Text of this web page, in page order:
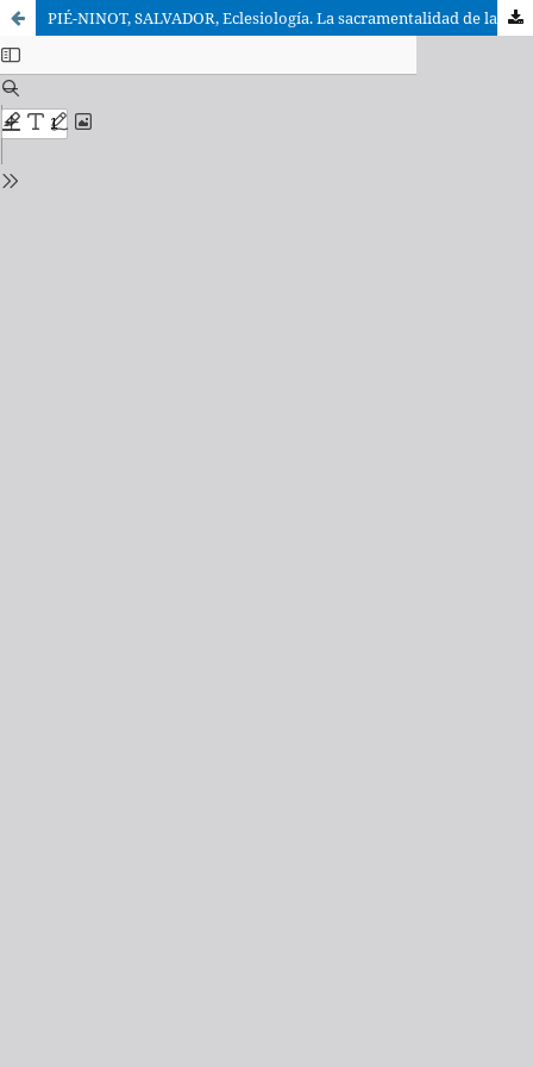
PIÉ-NINOT, SALVADOR, Eclesiología. La sacramentalidad de la comunidad cristiana